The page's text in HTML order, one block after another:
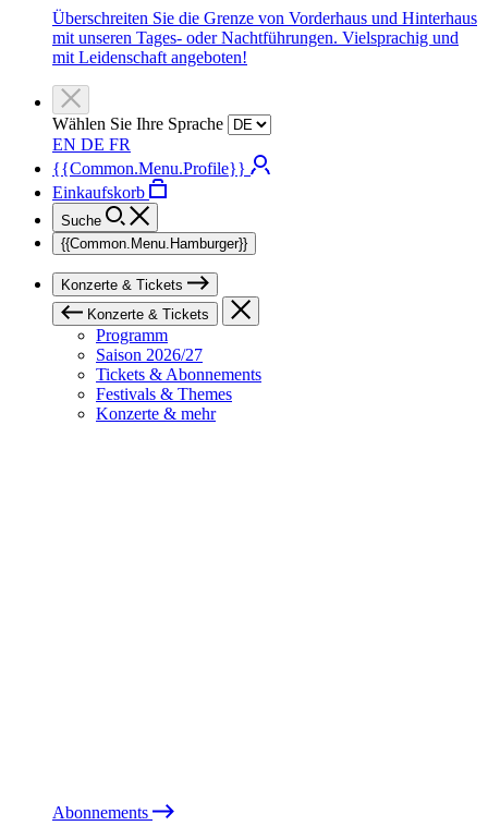
Überschreiten Sie die Grenze von Vorderhaus und Hinterhaus
mit unseren Tages- oder Nachtführungen. Vielsprachig und
mit Leidenschaft angeboten!
Wählen Sie Ihre Sprache
EN DE FR
{{Common.Menu.Profile}}
Einkaufskorb
Suche
{{Common.Menu.Hamburger}}
Konzerte & Tickets
Konzerte & Tickets
Programm
Saison 2026/27
Tickets & Abonnements
Festivals & Themes
Konzerte & mehr
Abonnements